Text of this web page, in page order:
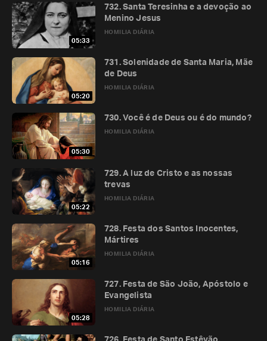
05:33
HOMILIA DIÁRIA
732. Santa Teresinha e a devoção ao
Menino Jesus
05:20
HOMILIA DIÁRIA
731. Solenidade de Santa Maria, Mãe
de Deus
05:30
HOMILIA DIÁRIA
730. Você é de Deus ou é do mundo?
05:22
HOMILIA DIÁRIA
729. A luz de Cristo e as nossas
trevas
05:16
HOMILIA DIÁRIA
728. Festa dos Santos Inocentes,
Mártires
05:28
HOMILIA DIÁRIA
727. Festa de São João, Apóstolo e
Evangelista